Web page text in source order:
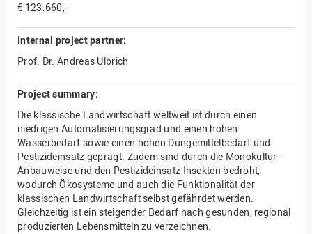
€ 123.660,-
Internal project partner:
Prof. Dr. Andreas Ulbrich
Project summary:
Die klassische Landwirtschaft weltweit ist durch einen
niedrigen Automatisierungsgrad und einen hohen
Wasserbedarf sowie einen hohen Düngemittelbedarf und
Pestizideinsatz geprägt. Zudem sind durch die Monokultur-
Anbauweise und den Pestizideinsatz Insekten bedroht,
wodurch Ökosysteme und auch die Funktionalität der
klassischen Landwirtschaft selbst gefährdet werden.
Gleichzeitig ist ein steigender Bedarf nach gesunden, regional
produzierten Lebensmitteln zu verzeichnen.